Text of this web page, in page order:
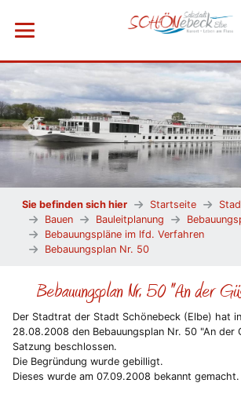
Menü öffnen
Vorheriges Bild
Sie befinden sich hier Startseite
Bauen
Bauleitplanung
Bebauungspläne im lfd. Verfahren
Bebauungsplan Nr. 50
Bebauungsplan Nr. 50 "An der
Der Stadtrat der Stadt Schönebeck (Elbe) hat
28.08.2008 den Bebauungsplan Nr. 50 "An der
Satzung beschlossen.
Die Begründung wurde gebilligt.
Dieses wurde am 07.09.2008 bekannt gemacht.